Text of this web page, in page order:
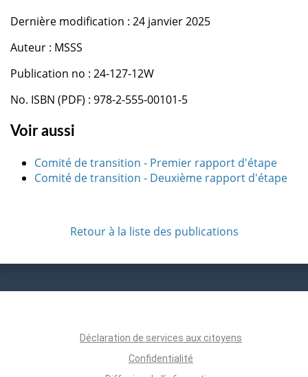
Dernière modification : 24 janvier 2025
Auteur : MSSS
Publication no : 24-127-12W
No. ISBN (PDF) : 978-2-555-00101-5
Voir aussi
Comité de transition - Premier rapport d'étape
Comité de transition - Deuxième rapport d'étape
Retour à la liste des publications
Déclaration de services aux citoyens
Confidentialité